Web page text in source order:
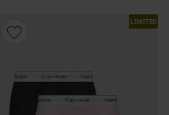
LIMITED